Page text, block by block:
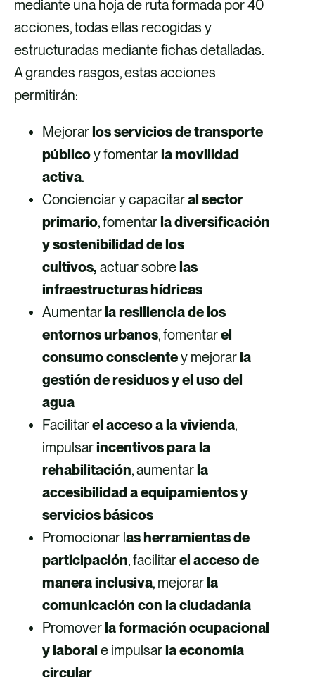
mediante una hoja de ruta formada por 40
acciones, todas ellas recogidas y
estructuradas mediante fichas detalladas.
A grandes rasgos, estas acciones
permitirán:
Mejorarlos servicios de transporte
públicoy fomentarla movilidad
activa.
Concienciar y capacitaral sector
primario, fomentarla diversificación
y sostenibilidad de los
cultivos, actuar sobrelas
infraestructuras hídricas
Aumentarla resiliencia de los
entornos urbanos, fomentarel
consumo conscientey mejorarla
gestión de residuos y el uso del
agua
Facilitarel acceso a la vivienda,
impulsarincentivos para la
rehabilitación, aumentarla
accesibilidad a equipamientos y
servicios básicos
Promocionar las herramientas de
participación, facilitarel acceso de
manera inclusiva, mejorarla
comunicación con la ciudadanía
Promoverla formación ocupacional
y laboral e impulsarla economía
circular